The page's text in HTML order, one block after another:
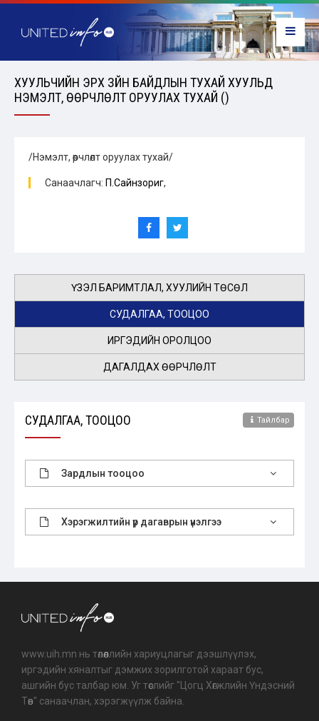
ХУУЛЬЧИЙН ЭРХ ЗҮЙН БАЙДЛЫН ТУХАЙ ХУУЛЬД
НЭМЭЛТ, ӨӨРЧЛӨЛТ ОРУУЛАХ ТУХАЙ ()
/Нэмэлт, өөрчлөлт оруулах тухай/
Санаачлагч: П.Сайнзориг,
ҮЗЭЛ БАРИМТЛАЛ, ХУУЛИЙН ТӨСӨЛ
СУДАЛГАА, ТООЦОО
ИРГЭДИЙН ОРОЛЦОО
ДАГАЛДАХ ӨӨРЧЛӨЛТ
СУДАЛГАА, ТООЦОО Тайлбар
Зардлын тооцоо
Хэрэгжилтийн үр дагаврын үнэлгээ
www.uih.mn нь төлөөллийн хариуцлагыг дээшлүүлэх,
иргэдийн хяналтыг дэмжих зорилготой хараат бус,
ашгийн бус талбар юм. Уг төслийг "Цогц Хөгжлийн Үндэсний
Төв" санаачлан, хэрэгжүүлж байна.